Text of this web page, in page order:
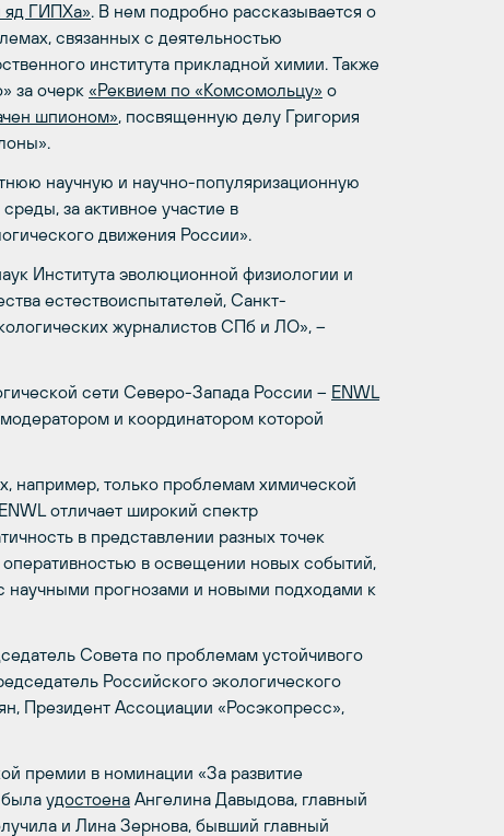
яд ГИПХа». В нем подробно рассказывается о
связанных с деятельностью
института прикладной химии. Также
за очерк «Реквием по «Комсомольцу» о
шпионом», посвященную делу Григория
научную и научно-популяризационную
за активное участие в
движения России».
Института эволюционной физиологии и
естествоиспытателей, Санкт-
журналистов СПб и ЛО», –
сети Северо-Запада России – ENWL
и координатором которой
например, только проблемам химической
отличает широкий спектр
в представлении разных точек
в освещении новых событий,
научными прогнозами и новыми подходами к
Совета по проблемам устойчивого
Российского экологического
Президент Ассоциации «Росэкопресс»,
премии в номинации «За развитие
удостоена Ангелина Давыдова, главный
и Лина Зернова, бывший главный